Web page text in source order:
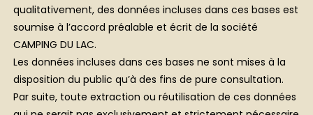
qualitativement, des données incluses dans ces bases est
soumise à l’accord préalable et écrit de la société
CAMPING DU LAC.
Les données incluses dans ces bases ne sont mises à la
disposition du public qu’à des fins de pure consultation.
Par suite, toute extraction ou réutilisation de ces données